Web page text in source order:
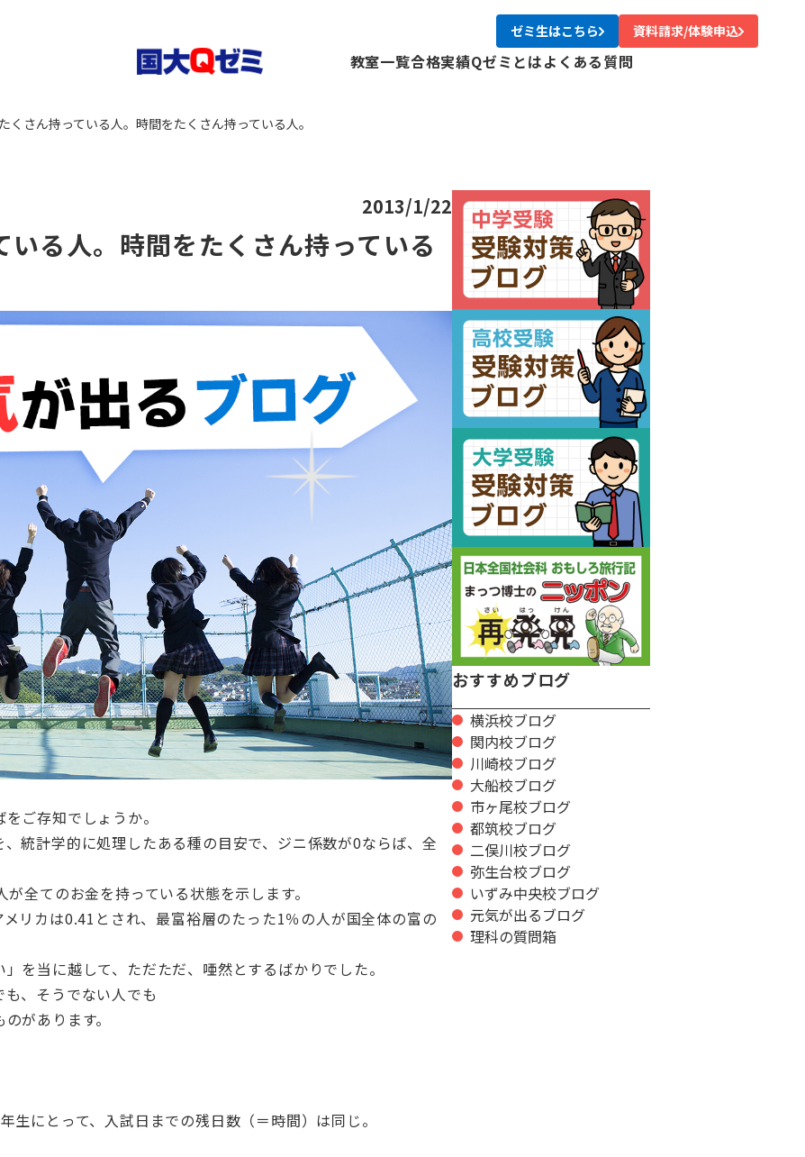
ゼミ生はこちら 資料請求/体験申込
1～2）
）
）
）
～3）
ス（高1～高卒生）
教室一覧
市ヶ尾校
都筑校
二俣川校
弥生台校
合格実績Qゼミとはよくある質問
くさん持っている人。時間をたくさん持っている人。
2013/1/22
いる人。時間をたくさん持っている
ご存知でしょうか。
統計学的に処理したある種の目安で、ジニ係数が0ならば、全
全てのお金を持っている状態を示します。
リカは0.41とされ、最富裕層のたった1％の人が国全体の富の
を当に越して、ただただ、唖然とするばかりでした。
、そうでない人でも
があります。
生にとって、入試日までの残日数（＝時間）は同じ。
おすすめブログ
横浜校ブログ
関内校ブログ
川崎校ブログ
大船校ブログ
市ヶ尾校ブログ
都筑校ブログ
二俣川校ブログ
弥生台校ブログ
いずみ中央校ブログ
元気が出るブログ
理科の質問箱